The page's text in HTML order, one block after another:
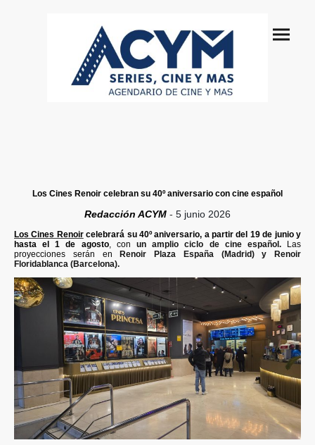
Los Cines Renoir celebran su 40º aniversario con cine español
Redacción ACYM - 5 junio 2026
Los Cines Renoir celebrará su 40º aniversario, a partir del 19 de junio y
hasta el 1 de agosto, conun amplio ciclo de cine español.Las
proyecciones serán en
Renoir Plaza España (Madrid) y Renoir
Floridablanca (Barcelona).